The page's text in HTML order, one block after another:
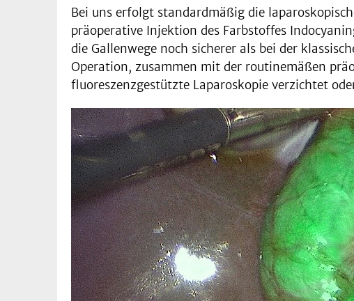
Bei uns erfolgt standardmäßig die
präoperative Injektion des Farbstoffes
die Gallenwege noch sicherer als bei der
Operation, zusammen mit der routinemäßen
fluoreszenzgestützte Laparoskopie verzichtet